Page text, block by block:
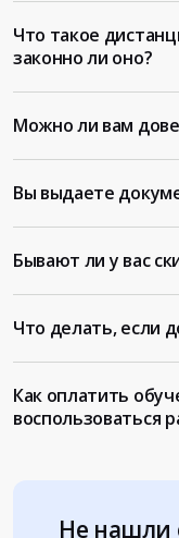
Не нашли
Что такое
законно ли оно?
Можно ли вам
Вы выдаете
Бывают ли у вас
Что делать, если
Как оплатить
воспользоваться